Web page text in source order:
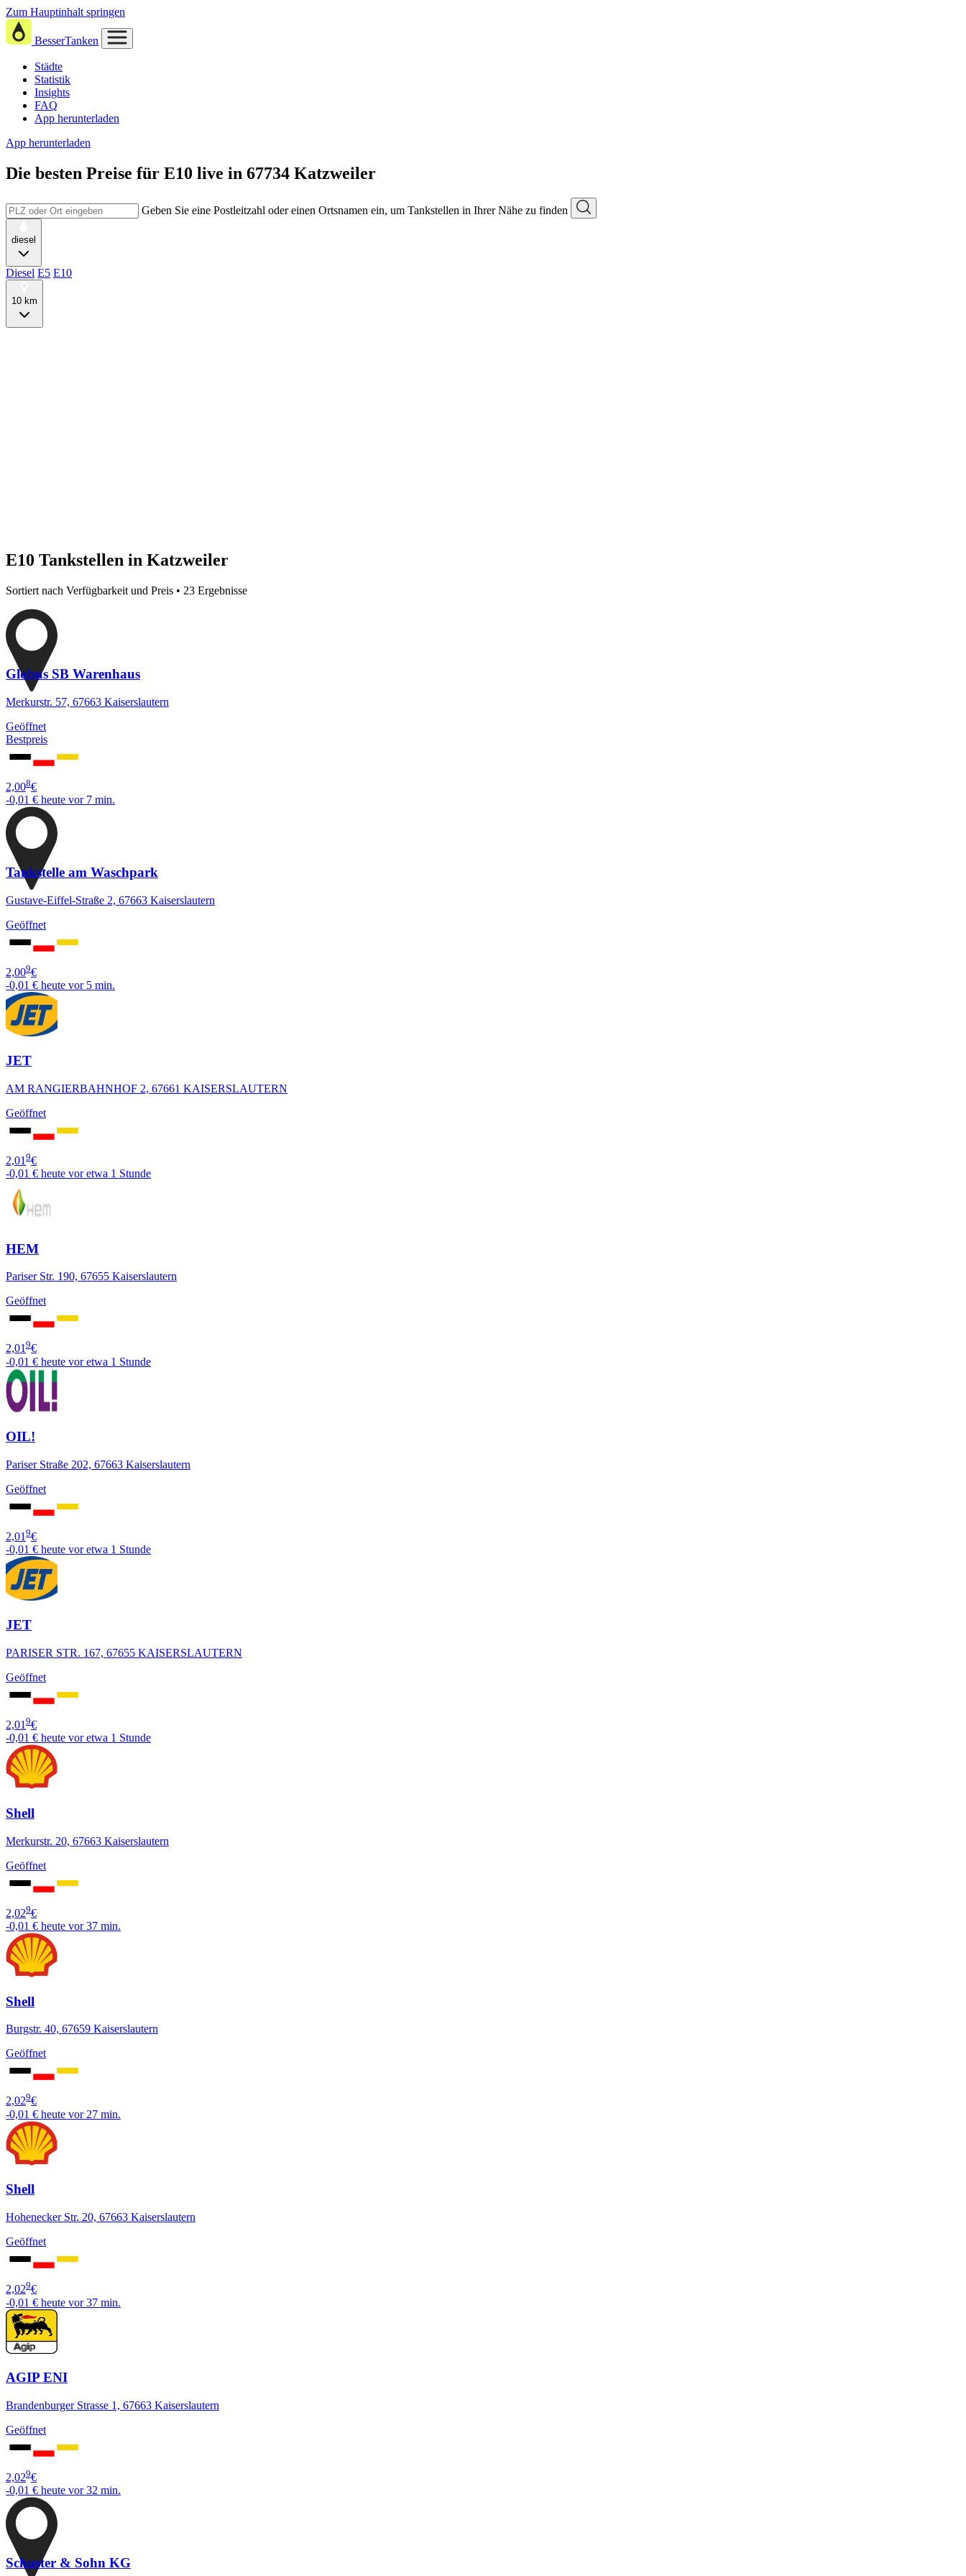
Zum Hauptinhalt springen
BesserTanken
Städte
Statistik
Insights
FAQ
App herunterladen
App herunterladen
Die besten Preise für E10 live in 67734 Katzweiler
Geben Sie eine Postleitzahl oder einen Ortsnamen ein, um Tankstellen in Ihrer Nähe zu finden
diesel
Diesel E5 E10
10 km
E10 Tankstellen in Katzweiler
Sortiert nach Verfügbarkeit und Preis • 23 Ergebnisse
Globus SB Warenhaus
Merkurstr. 57, 67663 Kaiserslautern
Geöffnet
Bestpreis
2,008€
-0,01 € heute vor 7 min.
Tankstelle am Waschpark
Gustave-Eiffel-Straße 2, 67663 Kaiserslautern
Geöffnet
2,009€
-0,01 € heute vor 5 min.
JET
AM RANGIERBAHNHOF 2, 67661 KAISERSLAUTERN
Geöffnet
2,01 9€
-0,01 € heute vor etwa 1 Stunde
HEM
Pariser Str. 190, 67655 Kaiserslautern
Geöffnet
2,019€
-0,01 € heute vor etwa 1 Stunde
OIL!
Pariser Straße 202, 67663 Kaiserslautern
Geöffnet
2,019€
-0,01 € heute vor etwa 1 Stunde
JET
PARISER STR. 167, 67655 KAISERSLAUTERN
Geöffnet
2,01 9€
-0,01 € heute vor etwa 1 Stunde
Shell
Merkurstr. 20, 67663 Kaiserslautern
Geöffnet
2,029€
-0,01 € heute vor 37 min.
Shell
Burgstr. 40, 67659 Kaiserslautern
Geöffnet
2,029€
-0,01 € heute vor 27 min.
Shell
Hohenecker Str. 20, 67663 Kaiserslautern
Geöffnet
2,029€
-0,01 € heute vor 37 min.
AGIP ENI
Brandenburger Strasse 1, 67663 Kaiserslautern
Geöffnet
2,029€
-0,01 € heute vor 32 min.
Schuster & Sohn KG